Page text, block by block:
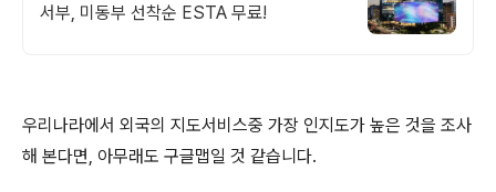
서부, 미동부 선착순 ESTA 무료!
우리나라에서 외국의 지도서비스중 가장 인지도가 높은 것을 조사
해 본다면, 아무래도 구글맵일 것 같습니다.